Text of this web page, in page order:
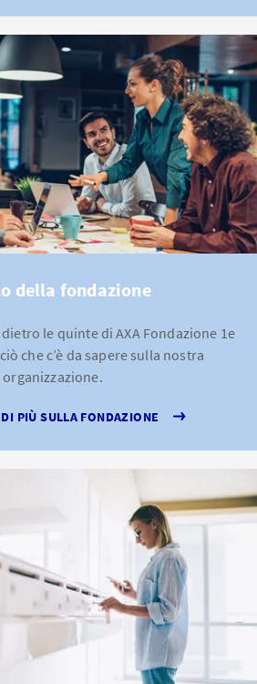
della fondazione
le quinte di AXA Fondazione 1e
che c’è da sapere sulla nostra
organizzazione.
PIÙ SULLA FONDAZIONE